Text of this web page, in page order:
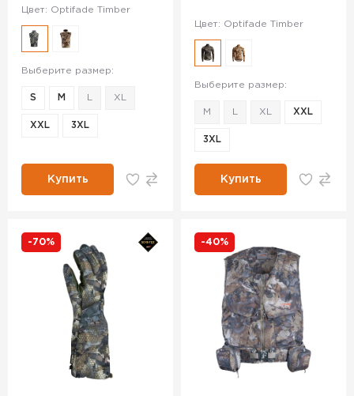
Цвет: Optifade Timber
Выберите размер:
S M XL
XXL 3XL
Купить
Цвет: Optifade Timber
Выберите размер:
M XL XXL
3XL
Купить
-70% -40%